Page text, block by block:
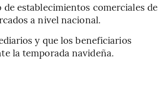
establecimientos comerciales de
a nivel nacional.
y que los beneficiarios
la temporada navideña.